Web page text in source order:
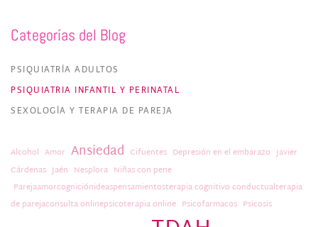
Categorías del Blog
PSIQUIATRÍA ADULTOS
PSIQUIATRIA INFANTIL Y PERINATAL
SEXOLOGÍA Y TERAPIA DE PAREJA
Alcohol Amor Ansiedad Cifuentes Depresión en el embarazo Javier
Cárdenas Jaén Nesplora Niñas con pene
Parejaamorcogniciónideaspensamientosterapia cognitivo conductualterapia
de parejaconsulta onlinepsicoterapia online Psicofarmacos Psicosis